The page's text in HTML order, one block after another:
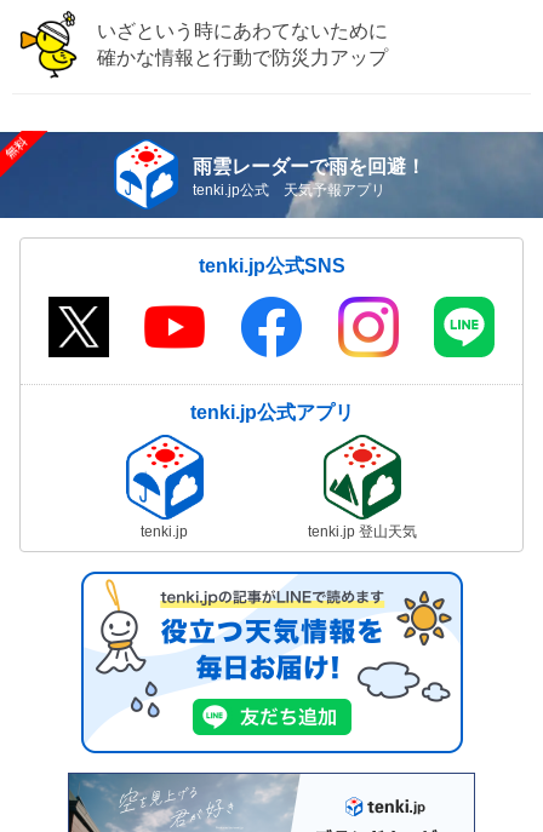
いざという時にあわてないために
確かな情報と行動で防災力アップ
雨雲レーダーで雨を回避！
tenki.jp公式 天気予報アプリ
tenki.jp公式SNS
tenki.jp公式アプリ
tenki.jp tenki.jp 登山天気